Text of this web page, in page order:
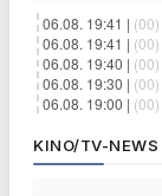
06.08. 19:41 | (00)
06.08. 19:41 | (00)
06.08. 19:40 | (00)
06.08. 19:30 | (00)
06.08. 19:00 | (00)
KINO/TV-NEWS